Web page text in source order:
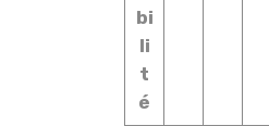
bi
li
t
é